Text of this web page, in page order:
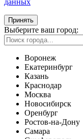
данных
Принять
Выберите ваш город:
Воронеж
Екатеринбург
Казань
Краснодар
Москва
Новосибирск
Оренбург
Ростов-на-Дону
Самара